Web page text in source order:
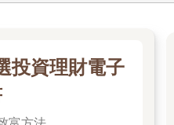
投資理財電子